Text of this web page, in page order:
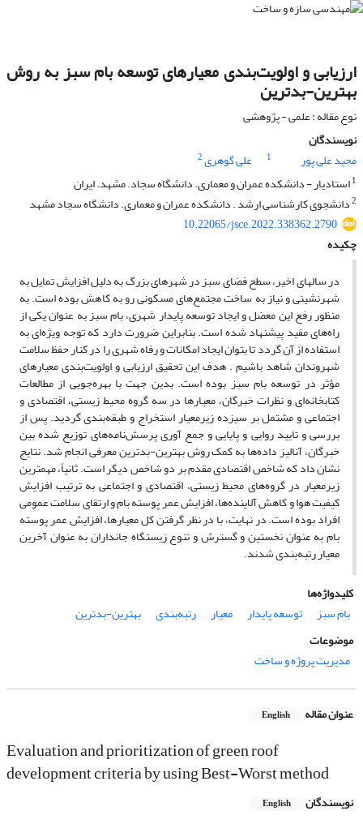
ارزیابی و اولویت‌بندی معیار‌های توسعه بام سبز به روش
بهترین-بدترین
نوع مقاله : علمی - پژوهشی
نویسندگان
مجید علی پور
1 علی گوهری2
1استادیار - دانشکده عمران و معماری. دانشگاه سجاد. مشهد. ایران
2دانشجوی کارشناسی ارشد . دانشکده عمران و معماری. دانشگاه سجاد مشهد
10.22065/jsce.2022.338362.2790
چکیده
در سالهای اخیر، سطح فضای سبز در شهرهای بزرگ به دلیل افزایش تمایل به
شهرنشینی و نیاز به ساخت مجتمع‌های مسکونی رو به کاهش بوده است. به
منظور رفع این معضل و ایجاد توسعه پایدار شهری، بام سبز به عنوان یکی از
راه‌های مفید پیشنهاد شده است. بنابراین ضرورت دارد که توجه ویژه‌ای به
استفاده از آن گردد تا بتوان ایجاد امکانات و رفاه شهری را در کنار حفظ سلامت
شهروندان شاهد باشیم . هدف این تحقیق ارزیابی و اولویت‌بندی معیارهای
مؤثر در توسعه بام سبز بوده است. بدین جهت با بهره‌جویی از مطالعات
کتابخانه‌ای و نظرات خبرگان، معیارها در سه گروه محیط زیستی، اقتصادی و
اجتماعی و مشتمل بر سیزده زیرمعیار استخراج و طبقه‌بندی گردید. پس از
بررسی و تایید روایی و پایایی و جمع آوری پرسش‌نامه‌های توزیع شده بین
خبرگان، آنالیز داده‌ها به کمک روش بهترین-بدترین معرفی انجام شد. نتایج
نشان داد که شاخص اقتصادی مقدم بر دو شاخص دیگر است. ثانیاً، مهمترین
زیرمعیار در گروه‌های محیط زیستی، اقتصادی و اجتماعی به ترتیب افزایش
کیفیت هوا و کاهش آلاینده‌ها، افزایش عمر پوسته بام و ارتقای سلامت عمومی
افراد بوده است. در نهایت، با در نظر گرفتن کل معیارها، افزایش عمر پوسته
بام به عنوان نخستین و گسترش و تنوع زیستگاه جانداران به عنوان آخرین
معیار رتبه‌بندی شدند.
کلیدواژه‌ها
بام‌ سبز
توسعه پایدار معیار رتبه‌بندی
بهترین-بدترین
موضوعات
مدیریت پروژه و ساخت
عنوان مقاله English
Evaluation and prioritization of green roof
development criteria by using Best-Worst method
نویسندگان English